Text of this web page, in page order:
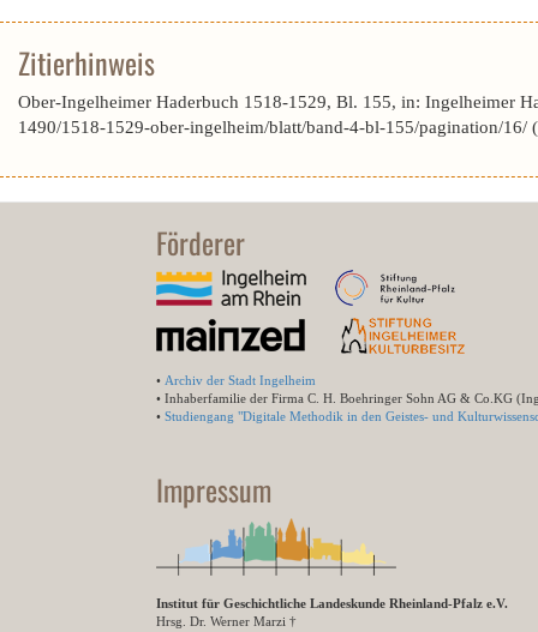
Zitierhinweis
Ober-Ingelheimer Haderbuch 1518-1529, Bl. 155, in: Ingelheimer
1490/1518-1529-ober-ingelheim/blatt/band-4-bl-155/pagination/16/
Förderer
• Archiv der Stadt Ingelheim
• Inhaberfamilie der Firma C. H. Boehringer Sohn AG & Co.KG
• Studiengang "Digitale Methodik in den Geistes- und
Impressum
Institut für Geschichtliche Landeskunde Rheinland-Pfalz e.V.
Hrsg. Dr. Werner Marzi †